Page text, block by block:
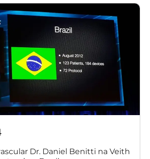
Dr. Daniel Benitti na Veith